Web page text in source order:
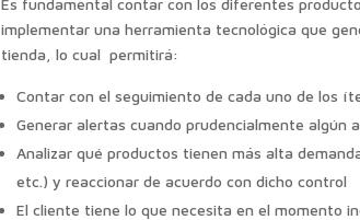
implementar una herramienta tecnológica que
tienda, lo cual permitirá:
Contar con el seguimiento de cada uno de los
Generar alertas cuando prudencialmente algún
Analizar qué productos tienen más alta
etc.) y reaccionar de acuerdo con dicho control
El cliente tiene lo que necesita en el momento